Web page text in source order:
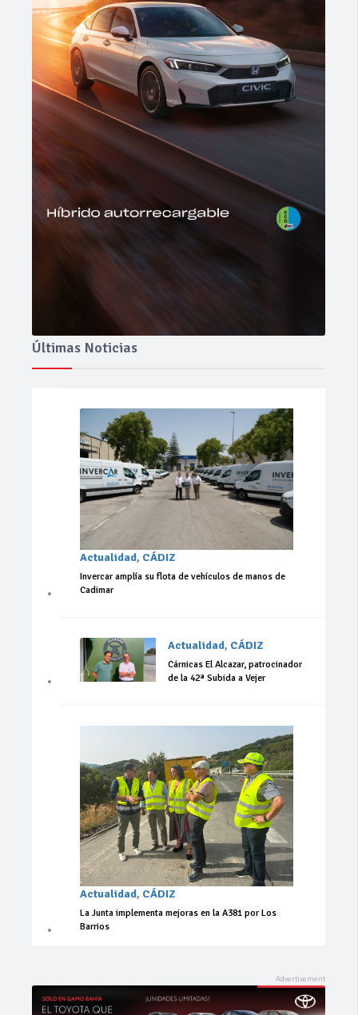
Últimas Noticias
Actualidad, CÁDIZ
Invercar amplía su flota de vehículos de manos de
Cadimar
Actualidad, CÁDIZ
Cárnicas El Alcazar, patrocinador
de la 42ª Subida a Vejer
Actualidad, CÁDIZ
La Junta implementa mejoras en la A381 por Los
Barrios